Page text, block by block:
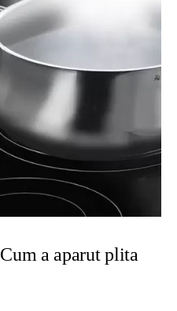
Cum a aparut plita